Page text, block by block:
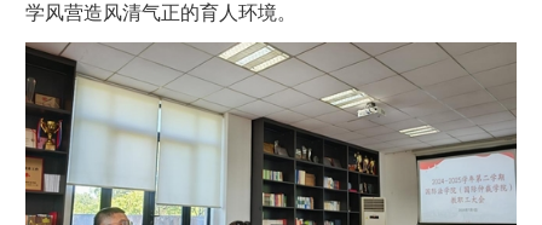
学风营造风清气正的育人环境。